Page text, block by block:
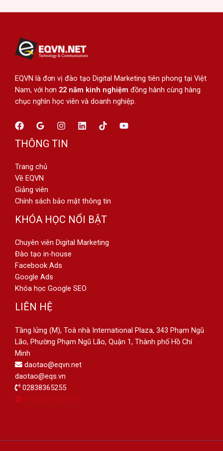
EQVN là đơn vị đào tạo Digital Marketing tiên phong tại Việt
Nam, với hơn 22 năm kinh nghiệm đồng hành cùng hàng
chục nghìn học viên và doanh nghiệp.
THÔNG TIN
Trang chủ
Về EQVN
Giảng viên
Chính sách bảo mật thông tin
KHÓA HỌC NỔI BẬT
Chuyên viên Digital Marketing
Đào tạo in-house
Facebook Ads
Google Ads
Khóa học Google SEO
LIÊN HỆ
Tầng lửng (M), Toà nhà International Plaza, 343 Phạm Ngũ
Lão, Phường Phạm Ngũ Lão, Quận 1, Thành phố Hồ Chí
Minh
daotao@eqvn.net
daotao@eqs.vn
02838365255
fb.com/eqvn.net